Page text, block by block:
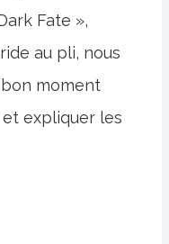
Fate »,
au pli, nous
moment
expliquer les